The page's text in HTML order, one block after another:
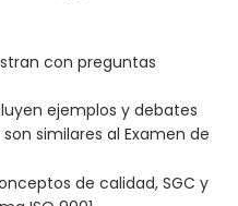
con preguntas
ejemplos y debates
similares al Examen de
de calidad, SGC y